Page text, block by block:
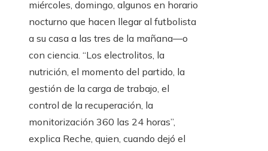
miércoles, domingo, algunos en horario
nocturno que hacen llegar al futbolista
a su casa a las tres de la mañana—o
con ciencia. “Los electrolitos, la
nutrición, el momento del partido, la
gestión de la carga de trabajo, el
control de la recuperación, la
monitorización 360 las 24 horas”,
explica Reche, quien, cuando dejó el